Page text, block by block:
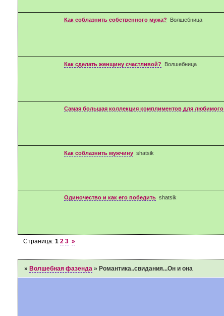
Как соблазнить собственного мужа? Волшебница
Как сделать женщину счастливой? Волшебница
Самая большая коллекция комплиментов для любимого
Как соблазнить мужчину shatsik
Одиночество и как его победить shatsik
Страница: 1 2 3 »
» Волшебная фазенда » Романтика..свидания...Он и она